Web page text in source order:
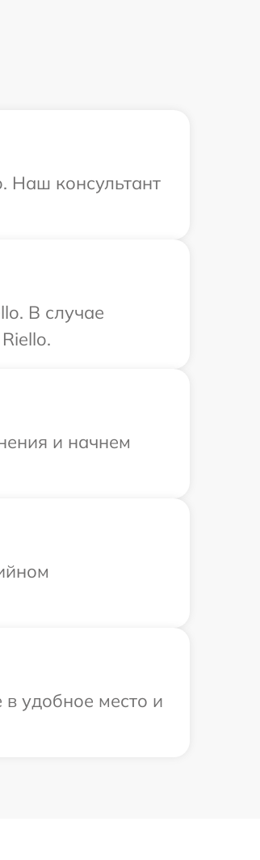
Наш консультант
В случае
и начнем
удобное место и